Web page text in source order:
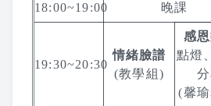
2017 活動剪影
2016 活動剪影
18:00~19:00 晚課
19:30~20:30
情緒臉譜
(教學組)
感
點燈
(馨